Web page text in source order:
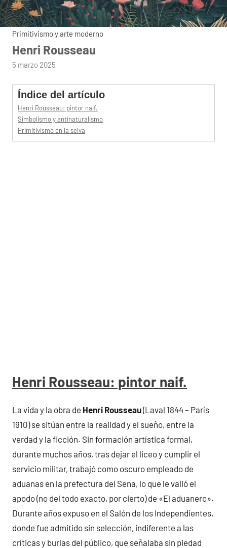
Primitivismo y arte moderno
Henri Rousseau
por
5 marzo 2025
Índice del artículo
Henri Rousseau: pintor naif.
Simbolismo y antinaturalismo
Primitivismo en la selva
Henri Rousseau: pintor naif.
La vida y la obra de Henri Rousseau(Laval 1844 – París
1910) se sitúan entre la realidad y el sueño, entre la
verdad y la ficción. Sin formación artística formal,
durante muchos años, tras dejar el liceo y cumplir el
servicio militar, trabajó como oscuro empleado de
aduanas en la prefectura del Sena, lo que le valió el
apodo (no del todo exacto, por cierto) de «El aduanero».
Durante años expuso en el Salón de los Independientes,
donde fue admitido sin selección, indiferente a las
críticas y burlas del público, que señalaba sin piedad